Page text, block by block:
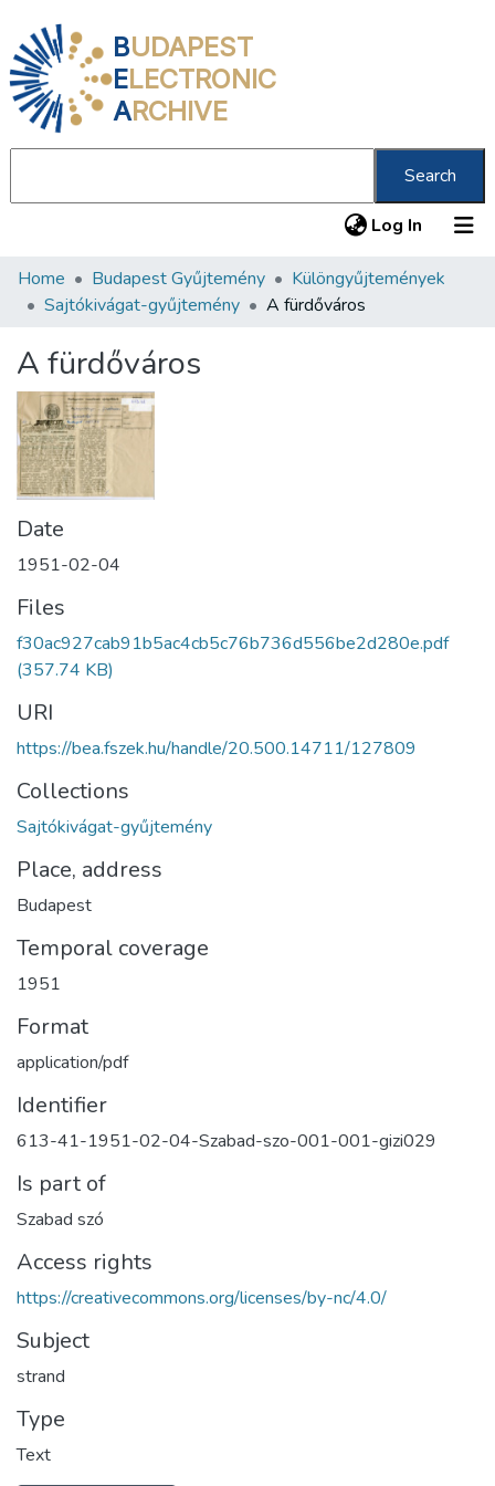
BUDAPEST
ELECTRONIC
ARCHIVE
Search
Log In (current)
Communities & Collections
Statistics
About us
Home Budapest Gyűjtemény
Különgyűjtemények
Sajtókivágat-gyűjtemény
A fürdőváros
A fürdőváros
Date
1951-02-04
Files
f30ac927cab91b5ac4cb5c76b736d556be2d280e.pdf
(357.74 KB)
URI
https://bea.fszek.hu/handle/20.500.14711/127809
Collections
Sajtókivágat-gyűjtemény
Place, address
Budapest
Temporal coverage
1951
Format
application/pdf
Identifier
613-41-1951-02-04-Szabad-szo-001-001-gizi029
Is part of
Szabad szó
Access rights
https://creativecommons.org/licenses/by-nc/4.0/
Subject
strand
Type
Text